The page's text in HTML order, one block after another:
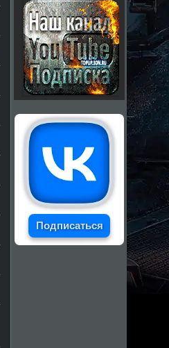
Партнеры
Подписаться